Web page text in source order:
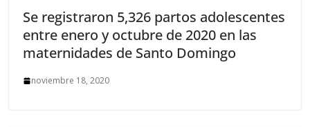
Se registraron 5,326 partos adolescentes
entre enero y octubre de 2020 en las
maternidades de Santo Domingo
noviembre 18, 2020